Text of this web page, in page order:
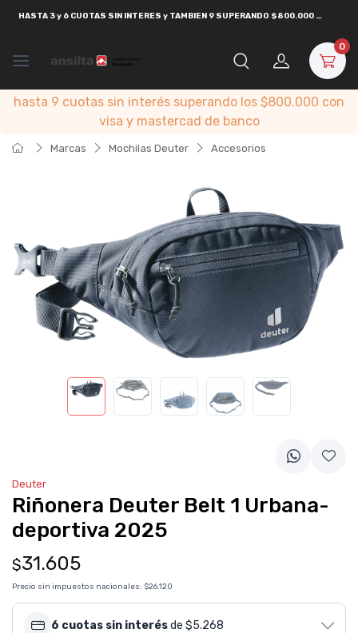
HASTA 3 y 6 CUOTAS SIN INTERES y TAMBIEN 9 SUPERANDO $800.000 CON
0
hasta 9 cuotas sin interés superando los $800.000 con
visa y mastercad de banco
Marcas Mochilas Deuter Accesorios
Deuter
Riñonera Deuter Belt 1 Urbana-
deportiva 2025
$31.605
Precio sin impuestos nacionales: $26.120
6 cuotas sin interésde $5.268